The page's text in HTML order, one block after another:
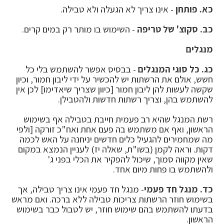
כא. פותחן - אינו צריך לא הגעלה ולא טבילה.
כב. סקוצ' של טריפה - השימוש בו מותר רק במים קרים.
מנגלים
כג. כל סוגי המנגלים - בבסיס אפשר להשתמש בלי כל
חשש, אולם את הרשתות יש להכשיר על ידי ליבון חמור, וכיון
שקשה לעשות להן ליבון חמור [כיוון שצריך שיאדימו] לכן אין
להשתמש בהן, וצריך רשתות חדשות ולהטבילן.
רשת המנגל שהיא רב פעמית חייבת בטבילה אף בשימוש
הראשון, ואף אם משתמש בה פעם אחת ואח"כ זורקה [ולפי
מה שמחמירים להגעיל כלים חדשים יניחנה על האש לכמה
דקות. וראה לקמן (בשו"ת, שאלה יז) לעניין הנמצא במקום
שאין מקווה סמוך, שיכול להפקיר את הכלי בפני ג'
ולהשתמש בו פחות מיום אחד.
כד. מנגל חד פעמי- מנגל חד פעמי אינו צריך טבילה, אך
בשימוש חוזר הרשתות צריכות טבילה ללא ברכה. ואם מראש
בדעתו להשתמש בהם שימוש חוזר, יש לטבול כבר בשימוש
הראשון.